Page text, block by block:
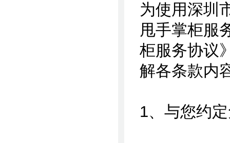
为使用深圳
甩手掌柜服
柜服务协议
解各条款内
1、与您约